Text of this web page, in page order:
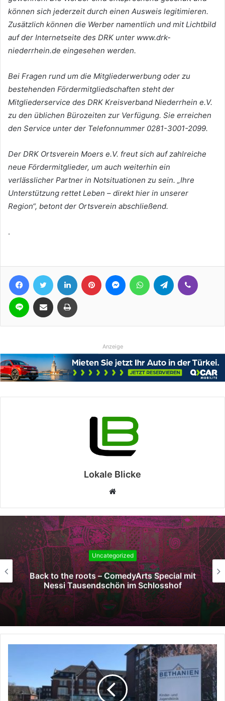
können sich jederzeit durch einen Ausweis legitimieren.
Zusätzlich können die Werber namentlich und mit Lichtbild
auf der Internetseite des DRK unter www.drk-
niederrhein.de eingesehen werden.
Bei Fragen rund um die Mitgliederwerbung oder zu
bestehenden Fördermitgliedschaften steht der
Mitgliederservice des DRK Kreisverband Niederrhein e.V.
zu den üblichen Bürozeiten zur Verfügung. Sie erreichen
den Service unter der Telefonnummer 0281-3001-2099.
Der DRK Ortsverein Moers e.V. freut sich auf zahlreiche
neue Fördermitglieder, um auch weiterhin ein
verlässlicher Partner in Notsituationen zu sein. „Ihre
Unterstützung rettet Leben – direkt hier in unserer
Region“, betont der Ortsverein abschließend.
.
FacebookTwitter LinkedIn Pinterest MessengerWhatsAppTelegram
Line Teile per E-Mail Drucken
Anzeige
Lokale Blicke
Webseite
Uncategorized
the roots – ComedyArts Special mit
Tausendschön im Schlosshof